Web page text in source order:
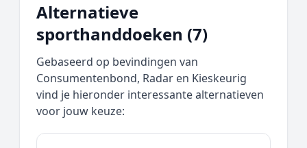
Alternatieve
sporthanddoeken (7)
Gebaseerd op bevindingen van
Consumentenbond, Radar en Kieskeurig
vind je hieronder interessante alternatieven
voor jouw keuze: